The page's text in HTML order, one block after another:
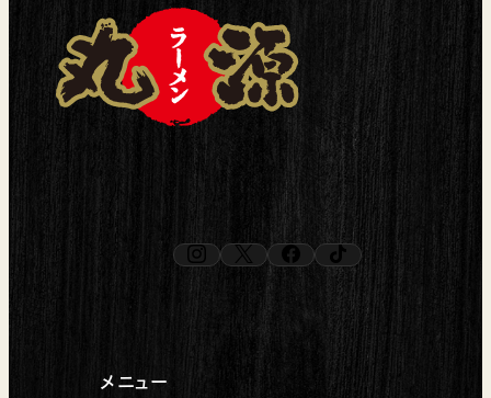
instagram
（新しいタブで開く）
（新しいタブで開く）
facebook
（新しいタブで開く）
tiktok
（新しいタブで開く）
メニュー